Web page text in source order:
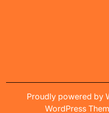
Proudly powered by
WordPress